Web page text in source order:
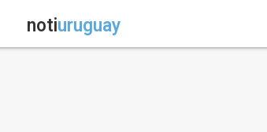
notiuruguay